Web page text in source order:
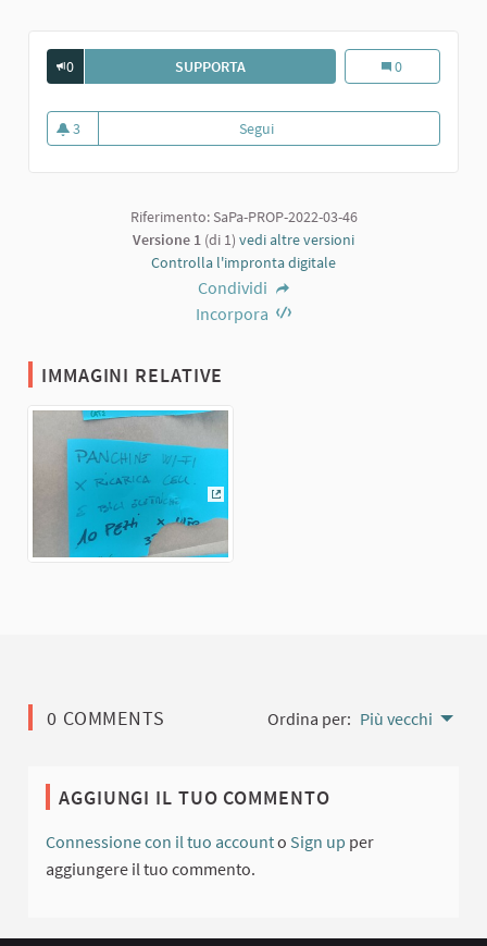
0 SUPPORTAPANCHINE WI-FI CON PRESEPanchine wi-fi
0
3
3 sostenitori
Segui
Riferimento: SaPa-PROP-2022-03-46
Versione 1 (di 1) vedi altre versioni
Controlla l'impronta digitale
Condividi
Incorpora
IMMAGINI RELATIVE
(Collegamento esterno)
0 COMMENTS Ordina per: Più vecchi
AGGIUNGI IL TUO COMMENTO
Connessione con il tuo accounto Sign up per
aggiungere il tuo commento.